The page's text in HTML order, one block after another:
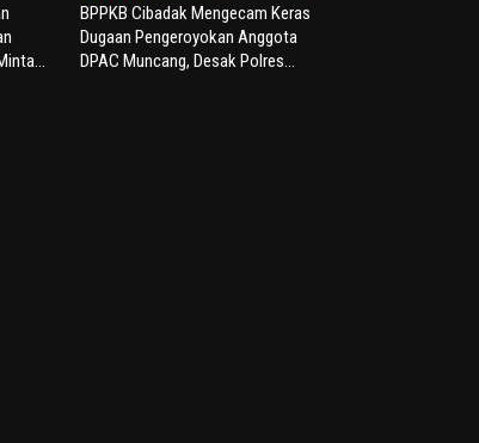
BPPKB Cibadak Mengecam Keras
Dugaan Pengeroyokan Anggota
DPAC Muncang, Desak Polres...